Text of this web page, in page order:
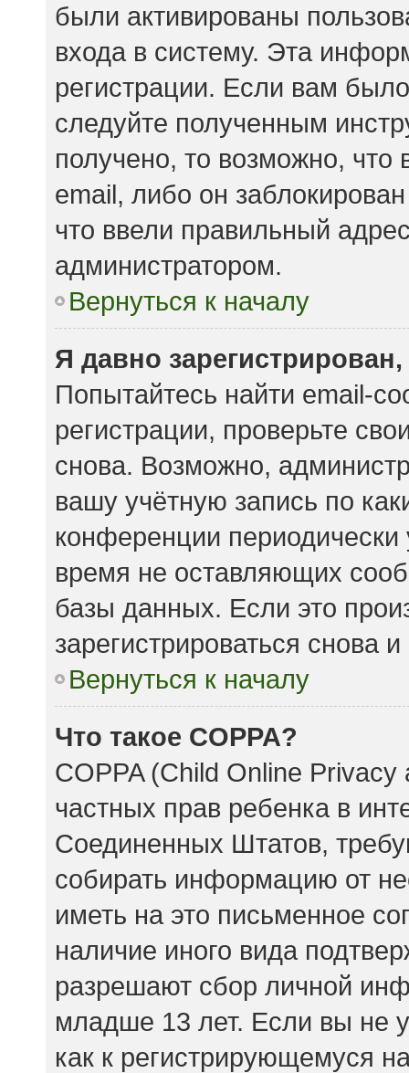
были активированы
входа в систему. Эта
регистрации. Если вам
следуйте полученным
получено, то возможно,
email, либо он
что ввели правильный
администратором.
Вернуться к началу
Я давно
Попытайтесь найти email-
регистрации, проверьте
снова. Возможно,
вашу учётную запись по
конференции
время не оставляющих
базы данных. Если это
зарегистрироваться снова
Вернуться к началу
Что такое COPPA?
COPPA (Child Online
частных прав ребенка в
Соединенных Штатов,
собирать информацию от
иметь на это письменное
наличие иного вида
разрешают сбор личной
младше 13 лет. Если вы не
как к регистрирующемуся